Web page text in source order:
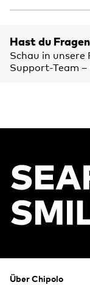
Hast du
Schau in
Support-Team
Footer
Über Chipolo